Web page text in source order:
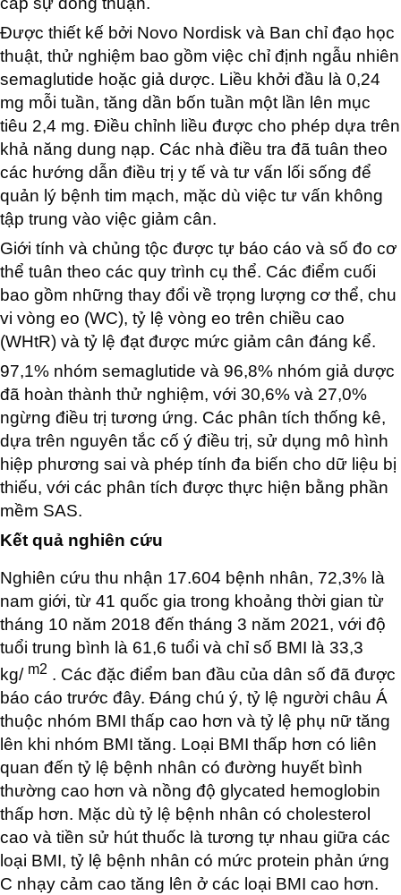
Được thiết kế bởi Novo Nordisk và Ban chỉ đạo học
thuật, thử nghiệm bao gồm việc chỉ định ngẫu nhiên
semaglutide hoặc giả dược. Liều khởi đầu là 0,24
mg mỗi tuần, tăng dần bốn tuần một lần lên mục
tiêu 2,4 mg. Điều chỉnh liều được cho phép dựa trên
khả năng dung nạp. Các nhà điều tra đã tuân theo
các hướng dẫn điều trị y tế và tư vấn lối sống để
quản lý bệnh tim mạch, mặc dù việc tư vấn không
tập trung vào việc giảm cân.
Giới tính và chủng tộc được tự báo cáo và số đo cơ
thể tuân theo các quy trình cụ thể. Các điểm cuối
bao gồm những thay đổi về trọng lượng cơ thể, chu
vi vòng eo (WC), tỷ lệ vòng eo trên chiều cao
(WHtR) và tỷ lệ đạt được mức giảm cân đáng kể.
97,1% nhóm semaglutide và 96,8% nhóm giả dược
đã hoàn thành thử nghiệm, với 30,6% và 27,0%
ngừng điều trị tương ứng. Các phân tích thống kê,
dựa trên nguyên tắc cố ý điều trị, sử dụng mô hình
hiệp phương sai và phép tính đa biến cho dữ liệu bị
thiếu, với các phân tích được thực hiện bằng phần
mềm SAS.
Kết quả nghiên cứu
Nghiên cứu thu nhận 17.604 bệnh nhân, 72,3% là
nam giới, từ 41 quốc gia trong khoảng thời gian từ
tháng 10 năm 2018 đến tháng 3 năm 2021, với độ
tuổi trung bình là 61,6 tuổi và chỉ số BMI là 33,3
kg/ m2 . Các đặc điểm ban đầu của dân số đã được
báo cáo trước đây. Đáng chú ý, tỷ lệ người châu Á
thuộc nhóm BMI thấp cao hơn và tỷ lệ phụ nữ tăng
lên khi nhóm BMI tăng. Loại BMI thấp hơn có liên
quan đến tỷ lệ bệnh nhân có đường huyết bình
thường cao hơn và nồng độ glycated hemoglobin
thấp hơn. Mặc dù tỷ lệ bệnh nhân có cholesterol
cao và tiền sử hút thuốc là tương tự nhau giữa các
loại BMI, tỷ lệ bệnh nhân có mức protein phản ứng
C nhạy cảm cao tăng lên ở các loại BMI cao hơn.